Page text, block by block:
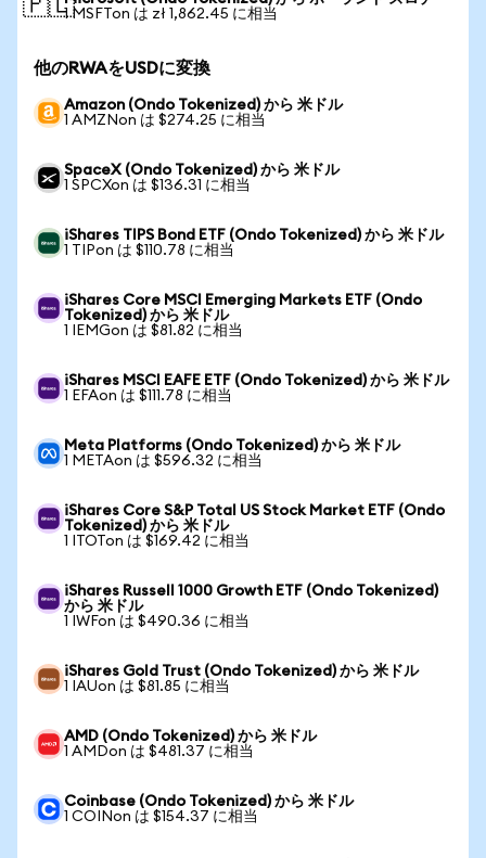
🇵🇱1 MSFTon は zł 1,862.45 に相当
他のRWAをUSDに変換
Amazon (Ondo Tokenized) から 米ドル
1 AMZNon は $274.25 に相当
SpaceX (Ondo Tokenized) から 米ドル
1 SPCXon は $136.31 に相当
iShares TIPS Bond ETF (Ondo Tokenized) から 米ドル
1 TIPon は $110.78 に相当
iShares Core MSCI Emerging Markets ETF (Ondo
Tokenized) から 米ドル
1 IEMGon は $81.82 に相当
iShares MSCI EAFE ETF (Ondo Tokenized) から 米ドル
1 EFAon は $111.78 に相当
Meta Platforms (Ondo Tokenized) から 米ドル
1 METAon は $596.32 に相当
iShares Core S&P Total US Stock Market ETF (Ondo
Tokenized) から 米ドル
1 ITOTon は $169.42 に相当
iShares Russell 1000 Growth ETF (Ondo Tokenized)
から 米ドル
1 IWFon は $490.36 に相当
iShares Gold Trust (Ondo Tokenized) から 米ドル
1 IAUon は $81.85 に相当
AMD (Ondo Tokenized) から 米ドル
1 AMDon は $481.37 に相当
Coinbase (Ondo Tokenized) から 米ドル
1 COINon は $154.37 に相当